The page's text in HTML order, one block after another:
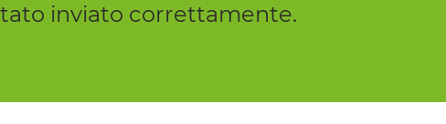
inviato correttamente.